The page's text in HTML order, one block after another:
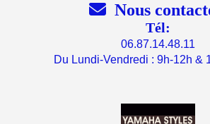
Nous
Tél:
06.87.14.48.11
Du Lundi-Vendredi : 9h-12h &